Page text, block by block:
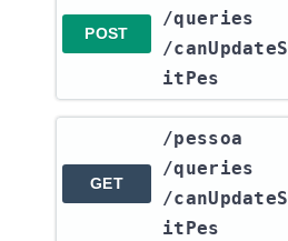
POST
/queries​
/canUpdateS
itPes
GET
​/pessoa​
/queries​
/canUpdateS
itPes